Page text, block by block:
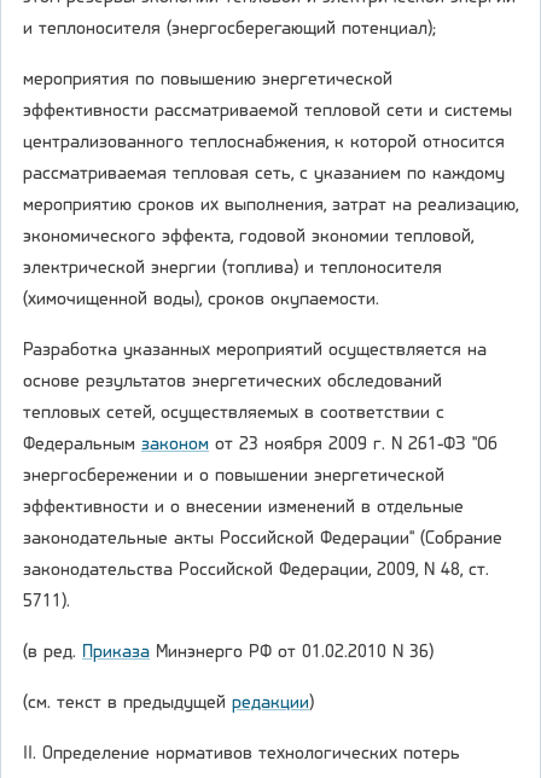
и теплоносителя (энергосберегающий потенциал);
мероприятия по повышению энергетической
эффективности рассматриваемой тепловой сети и системы
централизованного теплоснабжения, к которой относится
рассматриваемая тепловая сеть, с указанием по каждому
мероприятию сроков их выполнения, затрат на реализацию,
экономического эффекта, годовой экономии тепловой,
электрической энергии (топлива) и теплоносителя
(химочищенной воды), сроков окупаемости.
Разработка указанных мероприятий осуществляется на
основе результатов энергетических обследований
тепловых сетей, осуществляемых в соответствии с
Федеральным законом от 23 ноября 2009 г. N 261-ФЗ "Об
энергосбережении и о повышении энергетической
эффективности и о внесении изменений в отдельные
законодательные акты Российской Федерации" (Собрание
законодательства Российской Федерации, 2009, N 48, ст.
5711).
(в ред. Приказа Минэнерго РФ от 01.02.2010 N 36)
(см. текст в предыдущей редакции)
II. Определение нормативов технологических потерь